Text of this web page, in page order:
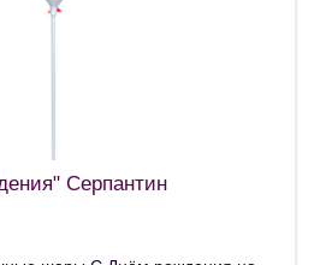
Серпантин